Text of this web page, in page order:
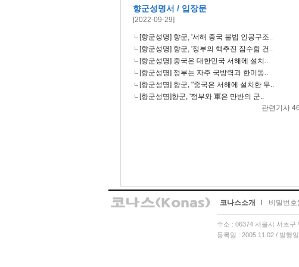
향군성명서 / 입장문
[2022-09-29]
[향군성명] 향군, '서해 중국 불법 인공구조..
[향군성명] 향군, '정부의 핵추진 잠수함 건..
[향군성명] 중국은 대한민국 서해에 설치..
[향군성명] 정부는 자주 국방력과 한미동..
[향군성명] 향군, "중국은 서해에 설치한 무..
[향군성명]향군, '정부와 軍은 만반의 군..
관련기사
코나스소개 비밀번호
주소 : 06374 서울시 서초
등록일 : 2005.11.02 / 발행